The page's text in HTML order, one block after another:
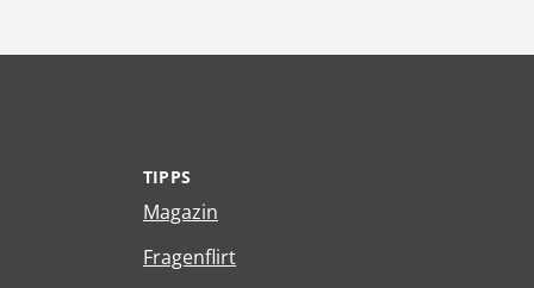
TIPPS
Magazin
Fragenflirt